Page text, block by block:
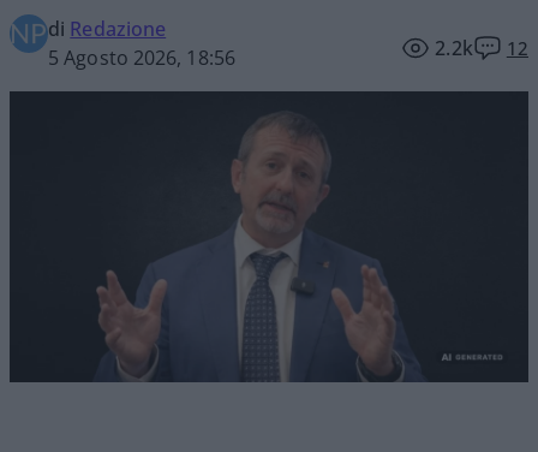
di Redazione
5 Agosto 2026, 18:56
2.2k 12